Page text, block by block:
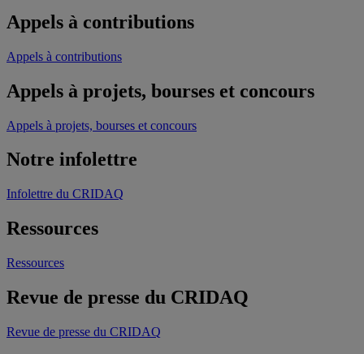
Appels à contributions
Appels à contributions
Appels à projets, bourses et concours
Appels à projets, bourses et concours
Notre infolettre
Infolettre du CRIDAQ
Ressources
Ressources
Revue de presse du CRIDAQ
Revue de presse du CRIDAQ